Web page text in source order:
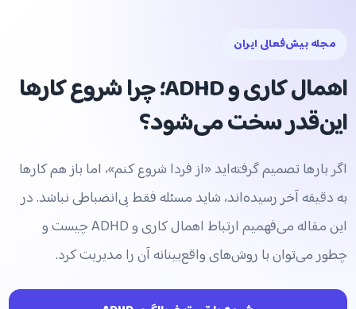
مجله بیش‌فعالی ایران
اهمال کاری و ADHD؛ چرا شروع کارها
این‌قدر سخت می‌شود؟
اگر بارها تصمیم گرفته‌اید «از فردا شروع کنم»، اما باز هم کارها
به دقیقه آخر رسیده‌اند، شاید مسئله فقط بی‌انضباطی نباشد. در
این مقاله می‌فهمیم ارتباط اهمال کاری و ADHD چیست و
چطور می‌توان با روش‌های واقع‌بینانه آن را مدیریت کرد.